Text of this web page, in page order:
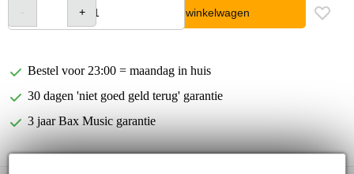
In winkelwagen
Bestel voor 23:00 = maandag in huis
30 dagen 'niet goed geld terug' garantie
3 jaar Bax Music garantie